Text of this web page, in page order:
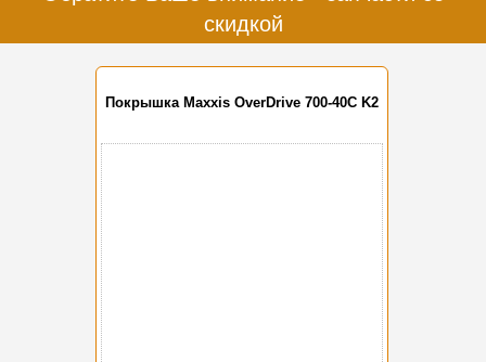
скидкой
Покрышка Maxxis OverDrive 700-40C K2